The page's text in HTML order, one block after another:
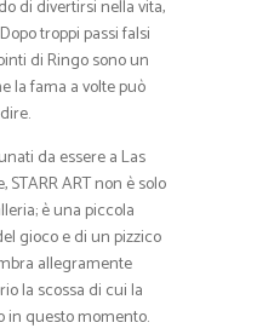
di divertirsi nella vita,
troppi passi falsi
di Ringo sono un
la fama a volte può
da essere a Las
ART non è solo
è una piccola
gioco e di un pizzico
allegramente
la scossa di cui la
in questo momento.